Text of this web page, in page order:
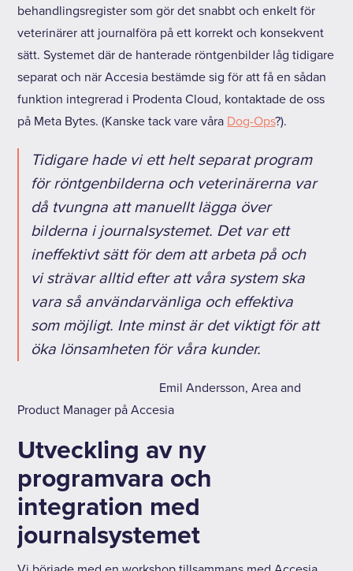
behandlingsregister som gör det snabbt och enkelt för
veterinärer att journalföra på ett korrekt och konsekvent
sätt. Systemet där de hanterade röntgenbilder låg tidigare
separat och när Accesia bestämde sig för att få en sådan
funktion integrerad i Prodenta Cloud, kontaktade de oss
på Meta Bytes. (Kanske tack vare våra Dog-Ops?).
Tidigare hade vi ett helt separat program
för röntgenbilderna och veterinärerna var
då tvungna att manuellt lägga över
bilderna i journalsystemet. Det var ett
ineffektivt sätt för dem att arbeta på och
vi strävar alltid efter att våra system ska
vara så användarvänliga och effektiva
som möjligt. Inte minst är det viktigt för att
öka lönsamheten för våra kunder.
Emil Andersson, Area and
Product Manager på Accesia
Utveckling av ny
programvara och
integration med
journalsystemet